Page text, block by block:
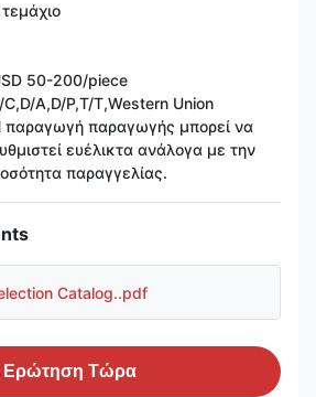
50-200/piece
C,D/A,D/P,T/T,Western Union
παραγωγή παραγωγής μπορεί να
ευέλικτα ανάλογα με την
παραγγελίας.
Catalog..pdf
Ερώτηση Τώρα